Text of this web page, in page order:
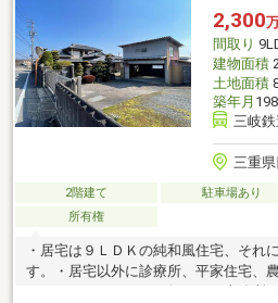
２６－１４ 』居住中ですが内覧可能
せください。※掲載している室内の写
2,300
間取り
建物面積
土地面積
築年月
三岐
三重
2階建て 駐車場あり
所有権
・居宅は９ＬＤＫの純和風住宅、それ
す。・居宅以外に診療所、平家住宅、